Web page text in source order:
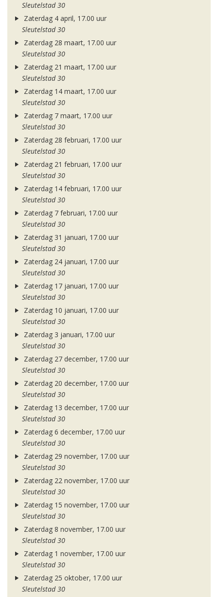
Sleutelstad 30
Zaterdag 4 april, 17.00 uur
Sleutelstad 30
Zaterdag 28 maart, 17.00 uur
Sleutelstad 30
Zaterdag 21 maart, 17.00 uur
Sleutelstad 30
Zaterdag 14 maart, 17.00 uur
Sleutelstad 30
Zaterdag 7 maart, 17.00 uur
Sleutelstad 30
Zaterdag 28 februari, 17.00 uur
Sleutelstad 30
Zaterdag 21 februari, 17.00 uur
Sleutelstad 30
Zaterdag 14 februari, 17.00 uur
Sleutelstad 30
Zaterdag 7 februari, 17.00 uur
Sleutelstad 30
Zaterdag 31 januari, 17.00 uur
Sleutelstad 30
Zaterdag 24 januari, 17.00 uur
Sleutelstad 30
Zaterdag 17 januari, 17.00 uur
Sleutelstad 30
Zaterdag 10 januari, 17.00 uur
Sleutelstad 30
Zaterdag 3 januari, 17.00 uur
Sleutelstad 30
Zaterdag 27 december, 17.00 uur
Sleutelstad 30
Zaterdag 20 december, 17.00 uur
Sleutelstad 30
Zaterdag 13 december, 17.00 uur
Sleutelstad 30
Zaterdag 6 december, 17.00 uur
Sleutelstad 30
Zaterdag 29 november, 17.00 uur
Sleutelstad 30
Zaterdag 22 november, 17.00 uur
Sleutelstad 30
Zaterdag 15 november, 17.00 uur
Sleutelstad 30
Zaterdag 8 november, 17.00 uur
Sleutelstad 30
Zaterdag 1 november, 17.00 uur
Sleutelstad 30
Zaterdag 25 oktober, 17.00 uur
Sleutelstad 30